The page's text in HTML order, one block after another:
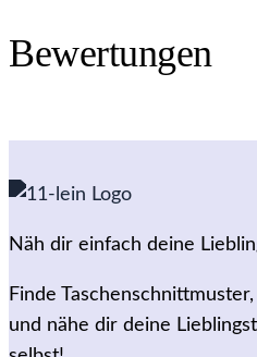
Bewertungen
0
im Set
Es gibt noch keine
Näh dir einfach deine
Finde
und nähe dir deine